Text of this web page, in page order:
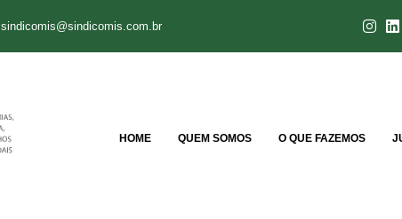
sindicomis@sindicomis.com.br
HOME QUEM SOMOS O QUE FAZEMOS